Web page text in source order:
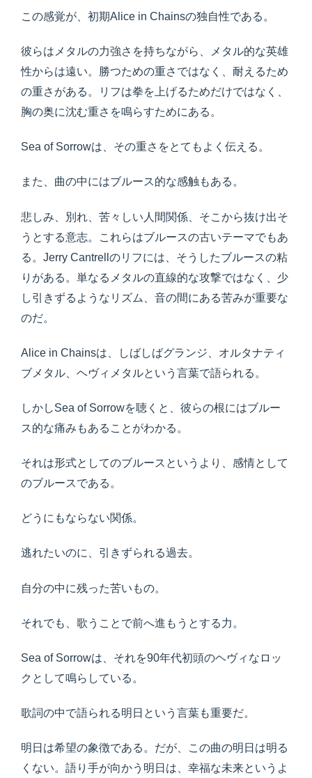
この感覚が、初期Alice in Chainsの独自性である。
彼らはメタルの力強さを持ちながら、メタル的な英雄
性からは遠い。勝つための重さではなく、耐えるため
の重さがある。リフは拳を上げるためだけではなく、
胸の奥に沈む重さを鳴らすためにある。
Sea of Sorrowは、その重さをとてもよく伝える。
また、曲の中にはブルース的な感触もある。
悲しみ、別れ、苦々しい人間関係、そこから抜け出そ
うとする意志。これらはブルースの古いテーマでもあ
る。Jerry Cantrellのリフには、そうしたブルースの粘
りがある。単なるメタルの直線的な攻撃ではなく、少
し引きずるようなリズム、音の間にある苦みが重要な
のだ。
Alice in Chainsは、しばしばグランジ、オルタナティ
ブメタル、ヘヴィメタルという言葉で語られる。
しかしSea of Sorrowを聴くと、彼らの根にはブルー
ス的な痛みもあることがわかる。
それは形式としてのブルースというより、感情として
のブルースである。
どうにもならない関係。
逃れたいのに、引きずられる過去。
自分の中に残った苦いもの。
それでも、歌うことで前へ進もうとする力。
Sea of Sorrowは、それを90年代初頭のヘヴィなロッ
クとして鳴らしている。
歌詞の中で語られる明日という言葉も重要だ。
明日は希望の象徴である。だが、この曲の明日は明る
くない。語り手が向かう明日は、幸福な未来というよ